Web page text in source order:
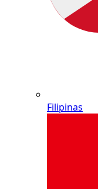
Filipinas